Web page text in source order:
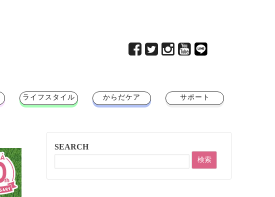
ライフスタイル からだケア サポート
SEARCH